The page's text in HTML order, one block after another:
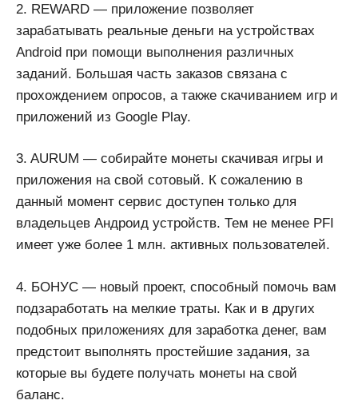
2. REWARD — приложение позволяет
зарабатывать реальные деньги на устройствах
Android при помощи выполнения различных
заданий. Большая часть заказов связана с
прохождением опросов, а также скачиванием игр и
приложений из Google Play.
3. AURUM — собирайте монеты скачивая игры и
приложения на свой сотовый. К сожалению в
данный момент сервис доступен только для
владельцев Андроид устройств. Тем не менее PFI
имеет уже более 1 млн. активных пользователей.
4. БОНУС — новый проект, способный помочь вам
подзаработать на мелкие траты. Как и в других
подобных приложениях для заработка денег, вам
предстоит выполнять простейшие задания, за
которые вы будете получать монеты на свой
баланс.